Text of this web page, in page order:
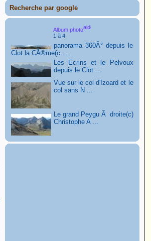
Recherche par google
Album photo
1 à 4
panorama 360Â° depuis le
Clot la CÃ®me(c ...
Les Ecrins et le Pelvoux
depuis le Clot ...
Vue sur le col d'Izoard et le
col sans N ...
Le grand Peygu Ã droite(c)
Christophe A ...